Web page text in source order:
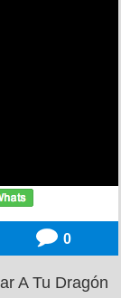
0
A Tu Dragón